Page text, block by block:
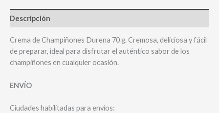
Descripción
Crema de Champiñones Durena 70 g. Cremosa, deliciosa y fácil
de preparar, ideal para disfrutar el auténtico sabor de los
champiñones en cualquier ocasión.
ENVÍO
Ciudades habilitadas para envíos: